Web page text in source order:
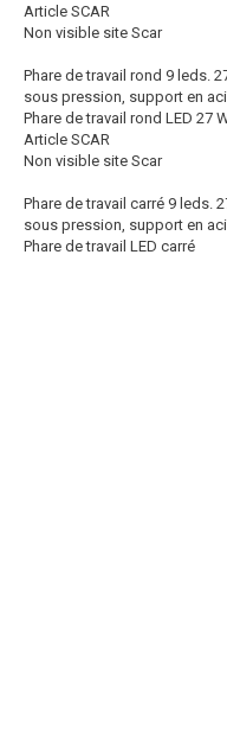
Article SCAR
Non visible site Scar
Phare de travail rond 9 leds.
sous pression, support en
Phare de travail rond LED 27
Article SCAR
Non visible site Scar
Phare de travail carré 9 leds.
sous pression, support en
Phare de travail LED carré